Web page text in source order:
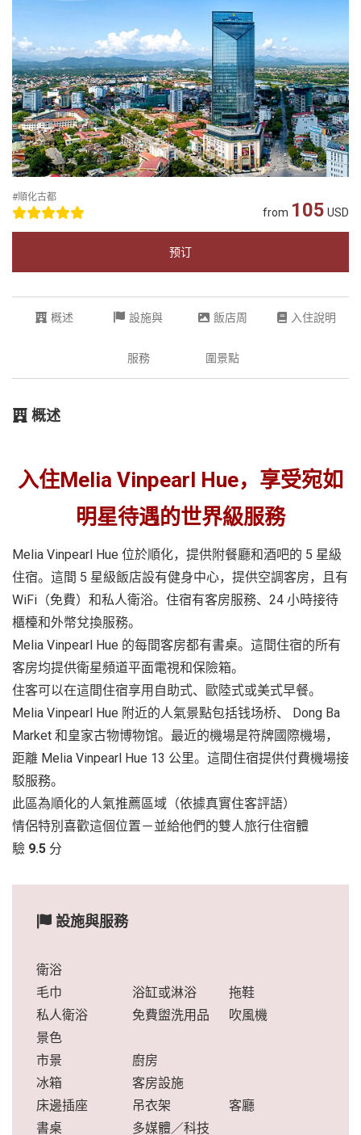
#順化古都
from 105 USD
预订
概述 設施與
服務
飯店周
圍景點
入住說明
概述
入住Melia Vinpearl Hue，享受宛如
明星待遇的世界級服務
Melia Vinpearl Hue 位於順化，提供附餐廳和酒吧的 5 星級
住宿。這間 5 星級飯店設有健身中心，提供空調客房，且有
WiFi（免費）和私人衛浴。住宿有客房服務、24 小時接待
櫃檯和外幣兌換服務。
Melia Vinpearl Hue 的每間客房都有書桌。這間住宿的所有
客房均提供衛星頻道平面電視和保險箱。
住客可以在這間住宿享用自助式、歐陸式或美式早餐。
Melia Vinpearl Hue 附近的人氣景點包括钱场桥、 Dong Ba
Market 和皇家古物博物馆。最近的機場是符牌國際機場，
距離 Melia Vinpearl Hue 13 公里。這間住宿提供付費機場接
駁服務。
此區為順化的人氣推薦區域（依據真實住客評語）
情侶特別喜歡這個位置－並給他們的雙人旅行住宿體
驗 9.5 分
設施與服務
衛浴
毛巾
浴缸或淋浴
拖鞋
私人衛浴
免費盥洗用品
吹風機
景色
市景
廚房
冰箱
客房設施
床邊插座
吊衣架
客廳
書桌
多媒體／科技